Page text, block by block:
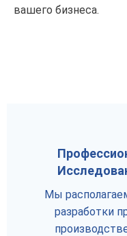
вашего бизнеса.
Мы
разработки